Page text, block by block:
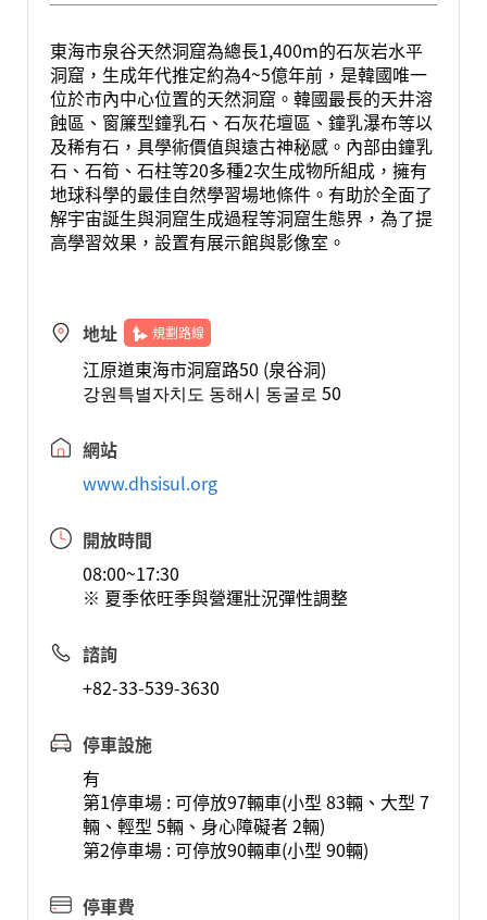
東海市泉谷天然洞窟為總長1,400m的石灰岩水平
洞窟，生成年代推定約為4~5億年前，是韓國唯一
位於市內中心位置的天然洞窟。韓國最長的天井溶
蝕區、窗簾型鐘乳石、石灰花壇區、鐘乳瀑布等以
及稀有石，具學術價值與遠古神秘感。內部由鐘乳
石、石筍、石柱等20多種2次生成物所組成，擁有
地球科學的最佳自然學習場地條件。有助於全面了
解宇宙誕生與洞窟生成過程等洞窟生態界，為了提
高學習效果，設置有展示館與影像室。
地址 規劃路線
江原道東海市洞窟路50 (泉谷洞)
강원특별자치도 동해시 동굴로 50
網站
www.dhsisul.org
開放時間
08:00~17:30
※ 夏季依旺季與營運壯況彈性調整
諮詢
+82-33-539-3630
停車設施
有
第1停車場 : 可停放97輛車(小型 83輛、大型 7
輛、輕型 5輛、身心障礙者 2輛)
第2停車場 : 可停放90輛車(小型 90輛)
停車費